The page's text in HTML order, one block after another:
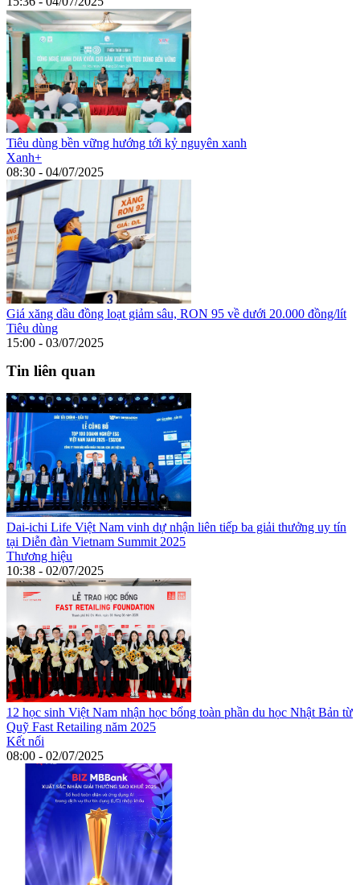
Tiêu dùng bền vững hướng tới kỷ nguyên xanh
Xanh+
08:30 - 04/07/2025
Giá xăng dầu đồng loạt giảm sâu, RON 95 về dưới 20.000 đồng/lít
Tiêu dùng
15:00 - 03/07/2025
Tin liên quan
Dai-ichi Life Việt Nam vinh dự nhận liên tiếp ba giải thưởng uy tín
tại Diễn đàn Vietnam Summit 2025
Thương hiệu
10:38 - 02/07/2025
12 học sinh Việt Nam nhận học bổng toàn phần du học Nhật Bản từ
Quỹ Fast Retailing năm 2025
Kết nối
08:00 - 02/07/2025